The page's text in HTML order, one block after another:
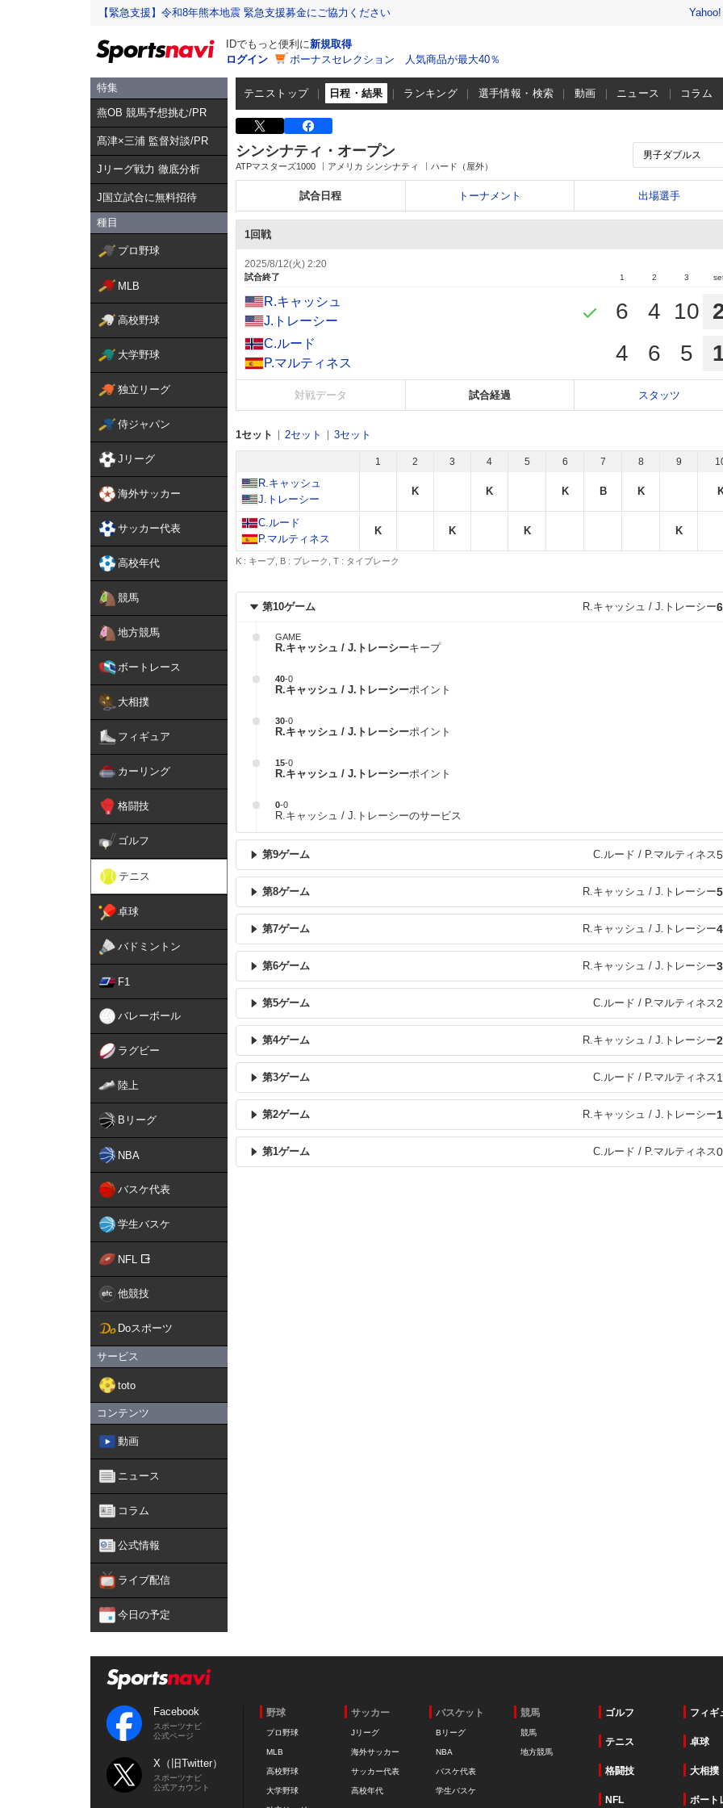
【緊急支援】令和8年熊本地震 緊急支援募金にご協力ください
IDでもっと便利に新規取得
ログイン
ボーナスセレクション 人気商品が最大40％
特集
燕OB 競馬予想挑む/PR
髙津×三浦 監督対談/PR
Jリーグ戦力 徹底分析
J国立試合に無料招待
種目
プロ野球
MLB
高校野球
大学野球
独立リーグ
侍ジャパン
Jリーグ
海外サッカー
サッカー代表
高校年代
競馬
地方競馬
ボートレース
大相撲
フィギュア
カーリング
格闘技
ゴルフ
テニス
卓球
バドミントン
F1
バレーボール
ラグビー
陸上
Bリーグ
NBA
バスケ代表
学生バスケ
NFL
他競技
Doスポーツ
サービス
toto
コンテンツ
動画
ニュース
コラム
公式情報
ライブ配信
今日の予定
テニストップ 日程・結果 ランキング 選手情報・検索 動画 ニュース コラム
シンシナティ・オープン
ATPマスターズ1000 アメリカ シンシナティ ハード（屋外）
試合日程 トーナメント 出場選手
1回戦
2025/8/12(火) 2:20
試合終了 1 2 3
R.キャッシュ
J.トレーシー
6 4 10
C.ルード
P.マルティネス
4 6 5
対戦データ 試合経過 スタッツ
1セット 2セット 3セット
1 2 3 4 5 6 7 8 9
R.キャッシュ
J.トレーシー
K K K B K
C.ルード
P.マルティネス
K K K K
K : キープ, B : ブレーク, T : タイブレーク
第10ゲーム R.キャッシュ / J.トレーシー6
GAME
R.キャッシュ / J.トレーシーキープ
40-0
R.キャッシュ / J.トレーシーポイント
30-0
R.キャッシュ / J.トレーシーポイント
15-0
R.キャッシュ / J.トレーシーポイント
0-0
R.キャッシュ / J.トレーシーのサービス
第9ゲーム C.ルード / P.マルティネス5
第8ゲーム R.キャッシュ / J.トレーシー5
第7ゲーム R.キャッシュ / J.トレーシー4
第6ゲーム R.キャッシュ / J.トレーシー3
第5ゲーム C.ルード / P.マルティネス2
第4ゲーム R.キャッシュ / J.トレーシー2
第3ゲーム C.ルード / P.マルティネス1
第2ゲーム R.キャッシュ / J.トレーシー1
第1ゲーム C.ルード / P.マルティネス0
Facebook
スポーツナビ
公式ページ
X（旧Twitter）
スポーツナビ
公式アカウント
野球
プロ野球
MLB
高校野球
大学野球
サッカー
Jリーグ
海外サッカー
サッカー代表
高校年代
バスケット
Bリーグ
NBA
バスケ代表
学生バスケ
競馬
競馬
地方競馬
ゴルフ フィギ
テニス 卓球
格闘技 大相撲
NFL ボート